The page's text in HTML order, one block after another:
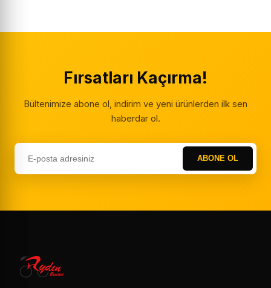
Fırsatları Kaçırma!
Bültenimize abone ol, indirim ve yeni ürünlerden ilk sen
haberdar ol.
ABONE OL